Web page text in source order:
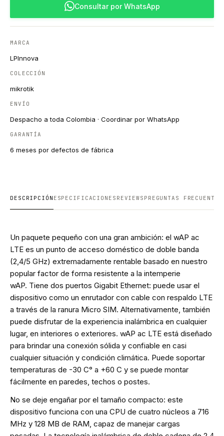
Consultar por WhatsApp
MARCA
LPInnova
COLECCIÓN
mikrotik
ENVÍO
Despacho a toda Colombia · Coordinar por WhatsApp
GARANTÍA
6 meses por defectos de fábrica
DESCRIPCIÓN ESPECIFICACIONES REVIEWS PREGUNTAS FRECUENTES
Un paquete pequeño con una gran ambición: el wAP ac
LTE es un punto de acceso doméstico de doble banda
(2,4/5 GHz) extremadamente rentable basado en nuestro
popular factor de forma resistente a la intemperie
wAP. Tiene dos puertos Gigabit Ethernet: puede usar el
dispositivo como un enrutador con cable con respaldo LTE
a través de la ranura Micro SIM. Alternativamente, también
puede disfrutar de la experiencia inalámbrica en cualquier
lugar, en interiores o exteriores. wAP ac LTE está diseñado
para brindar una conexión sólida y confiable en casi
cualquier situación y condición climática. Puede soportar
temperaturas de -30 C‎° a +60 C‎ y se puede montar
fácilmente en paredes, techos o postes.
No se deje engañar por el tamaño compacto: este
dispositivo funciona con una CPU de cuatro núcleos a 716
MHz y 128 MB de RAM, capaz de manejar cargas